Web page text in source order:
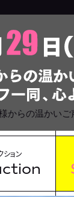
らの温かい
ション